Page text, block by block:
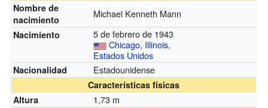
Nombre de
nacimiento
Michael Kenneth Mann
Nacimiento
5 de febrero de 1943
Chicago, Illinois,
Estados Unidos
Nacionalidad Estadounidense
Características físicas
Altura
1,73 m